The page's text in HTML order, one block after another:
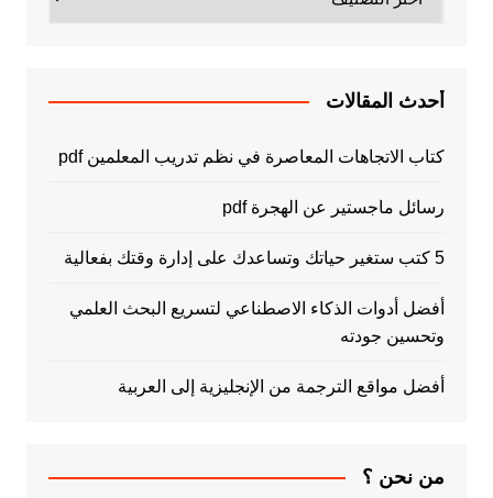
أحدث المقالات
كتاب الاتجاهات المعاصرة في نظم تدريب المعلمين pdf
رسائل ماجستير عن الهجرة pdf
5 كتب ستغير حياتك وتساعدك على إدارة وقتك بفعالية
أفضل أدوات الذكاء الاصطناعي لتسريع البحث العلمي
وتحسين جودته
أفضل مواقع الترجمة من الإنجليزية إلى العربية
من نحن ؟